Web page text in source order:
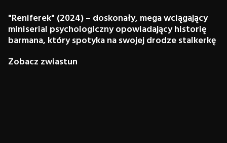
"Reniferek" (2024) – doskonały, mega wciągający
miniserial psychologiczny opowiadający historię
barmana, który spotyka na swojej drodze stalkerkę
Zobacz zwiastun